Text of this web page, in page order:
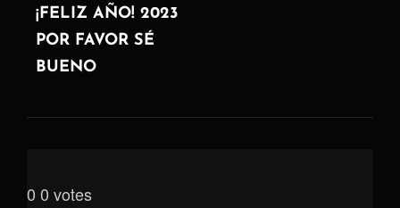
ANTERIOR
¡FELIZ AÑO! 2023
POR FAVOR SÉ
BUENO
0 0 votes